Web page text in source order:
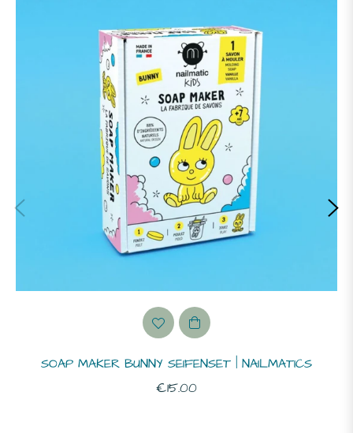
SOAP MAKER BUNNY SEIFENSET | NAILMATICS
Normaler
€15.00